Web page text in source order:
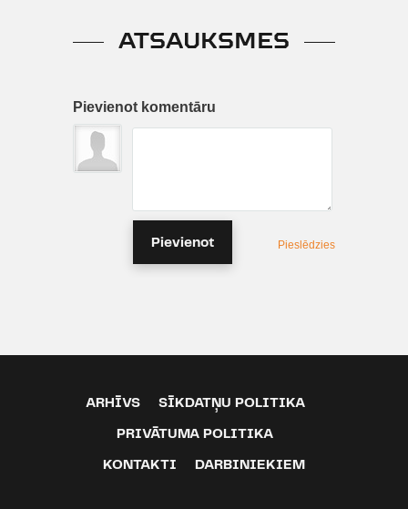
ATSAUKSMES
Pievienot komentāru
Pievienot Pieslēdzies
ARHĪVS SĪKDATŅU POLITIKA
PRIVĀTUMA POLITIKA
KONTAKTI DARBINIEKIEM